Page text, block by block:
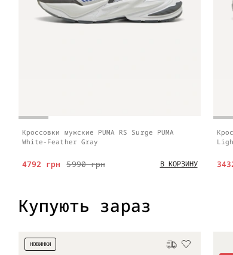
Кроссовки мужские PUMA RS Surge PUMA
White-Feather Gray
5990 грн
4792 грн В КОРЗИНУ
Купують зараз
НОВИНКИ Бесплатная доставка